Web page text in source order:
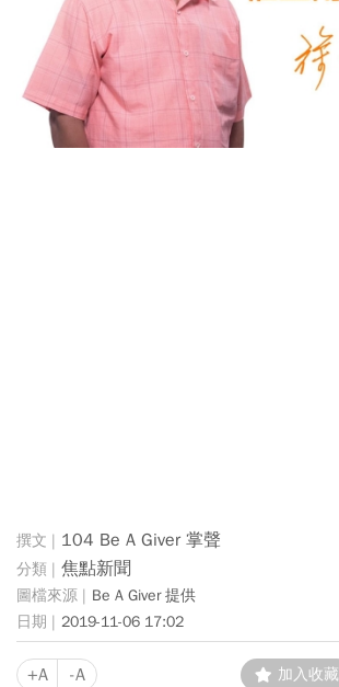
104 Be A Giver 掌聲
焦點新聞
Be A Giver 提供
2019-11-06 17:02
+A -A 加入收藏